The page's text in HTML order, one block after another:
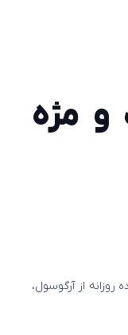
و مژه
از آرگوسول،